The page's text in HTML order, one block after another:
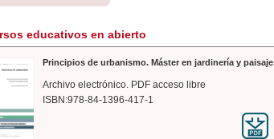
educativos en abierto
Principios de urbanismo. Máster en jardinería y paisaje
Archivo electrónico. PDF acceso libre
ISBN:978-84-1396-417-1